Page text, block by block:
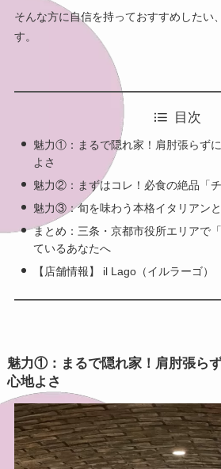
そんな方に自信を持っておすすめしたい
す。
目次
魅力①：まるで隠れ家！肩肘張らず
よさ
魅力②：まずはコレ！必食の絶品「
魅力③：旬を味わう本格イタリアン
まとめ：三条・京都市役所エリアで
ているあなたへ
【店舗情報】 il Lago（イルラーゴ）
魅力①：まるで隠れ家！肩肘張ら
心地よさ